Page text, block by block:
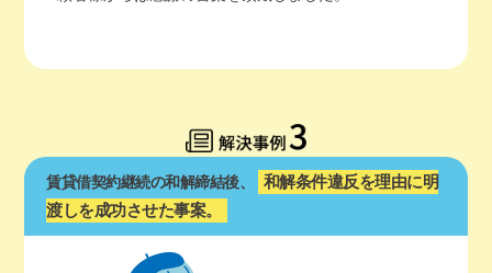
賃貸借契約継続の和解締結後、
和解条件違反を理由に明
渡しを成功させた事案。